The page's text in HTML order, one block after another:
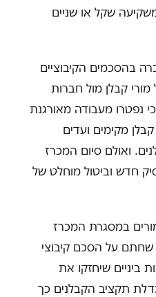
שקל או שניים
בהסכמים הקיבוציים
קבלן מול חברות
נפטרו מעבודה מאורגנת
מקימים ועדים
ואולם סיום המכרז
חדש וביטול מוחלט של
במסגרת המכרז
שחתם על הסכם קיבוצי
ביניים שיחזקו את
תקציב הקבלנים כך